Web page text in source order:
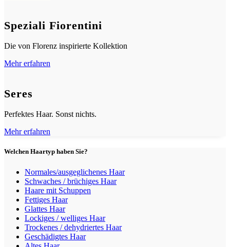
Speziali Fiorentini
Die von Florenz inspirierte Kollektion
Mehr erfahren
Seres
Perfektes Haar. Sonst nichts.
Mehr erfahren
Welchen Haartyp haben Sie?
Normales/ausgeglichenes Haar
Schwaches / brüchiges Haar
Haare mit Schuppen
Fettiges Haar
Glattes Haar
Lockiges / welliges Haar
Trockenes / dehydriertes Haar
Geschädigtes Haar